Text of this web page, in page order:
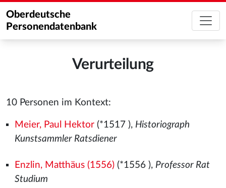
Oberdeutsche
Personendatenbank
Verurteilung
10 Personen im Kontext:
Meier, Paul Hektor(*1517 ), Historiograph
Kunstsammler Ratsdiener
Enzlin, Matthäus (1556)(*1556 ), Professor Rat
Studium